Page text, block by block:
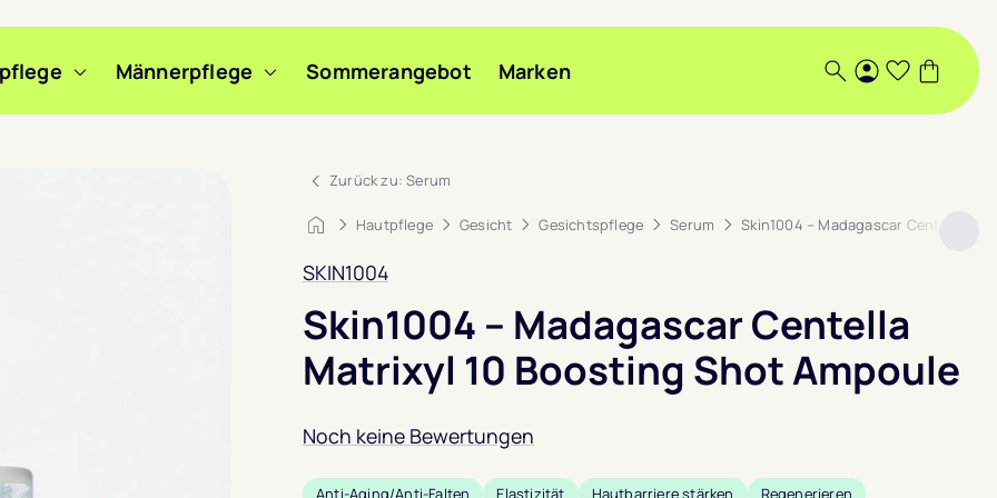
Männerpflege Sommerangebot Marken Suche
Login
Zurück zu: Serum
Startseite
Hautpflege Gesicht Gesichtspflege Serum Skin1004 – Madagascar Centella
SKIN1004
Skin1004 – Madagascar Centella
Matrixyl 10 Boosting Shot Ampoule
Noch keine Bewertungen
Anti-Aging/Anti-Falten Elastizität Hautbarriere stärken Regenerieren